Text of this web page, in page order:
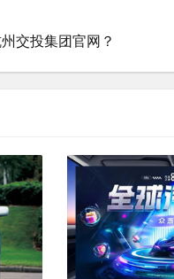
交投集团官网？